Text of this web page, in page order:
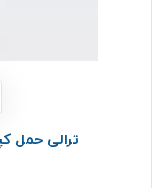
ترالی حمل کپسول 10